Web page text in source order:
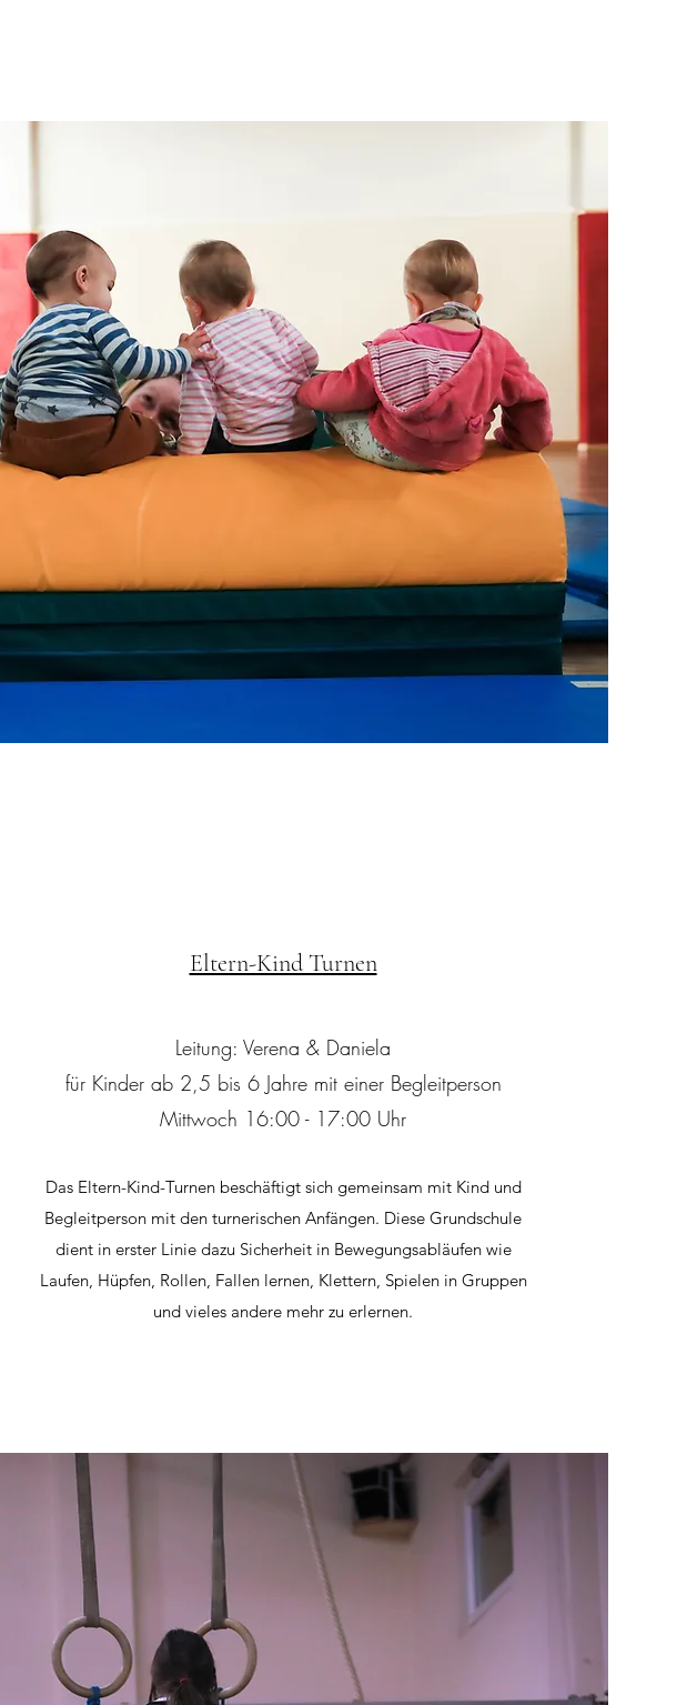
Eltern-Kind Turnen
Leitung: Verena & Daniela
für Kinder ab 2,5 bis 6 Jahre mit einer Begleitperson
Mittwoch 16:00 - 17:00 Uhr
Das Eltern-Kind-Turnen beschäftigt sich gemeinsam mit Kind und
Begleitperson mit den turnerischen Anfängen. Diese Grundschule
dient in erster Linie dazu Sicherheit in Bewegungsabläufen wie
Laufen, Hüpfen, Rollen, Fallen lernen, Klettern, Spielen in Gruppen
und vieles andere mehr zu erlernen.